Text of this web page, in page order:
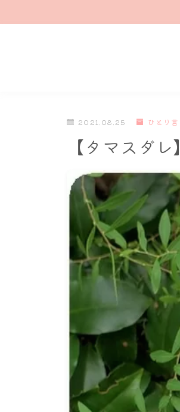
2021.08.25 ひとり言
【タマスダレ】